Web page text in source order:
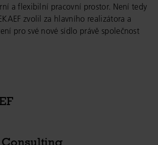
a flexibilní pracovní prostor. Není tedy
zvolil za hlavního realizátora a
pro své nové sídlo právě společnost